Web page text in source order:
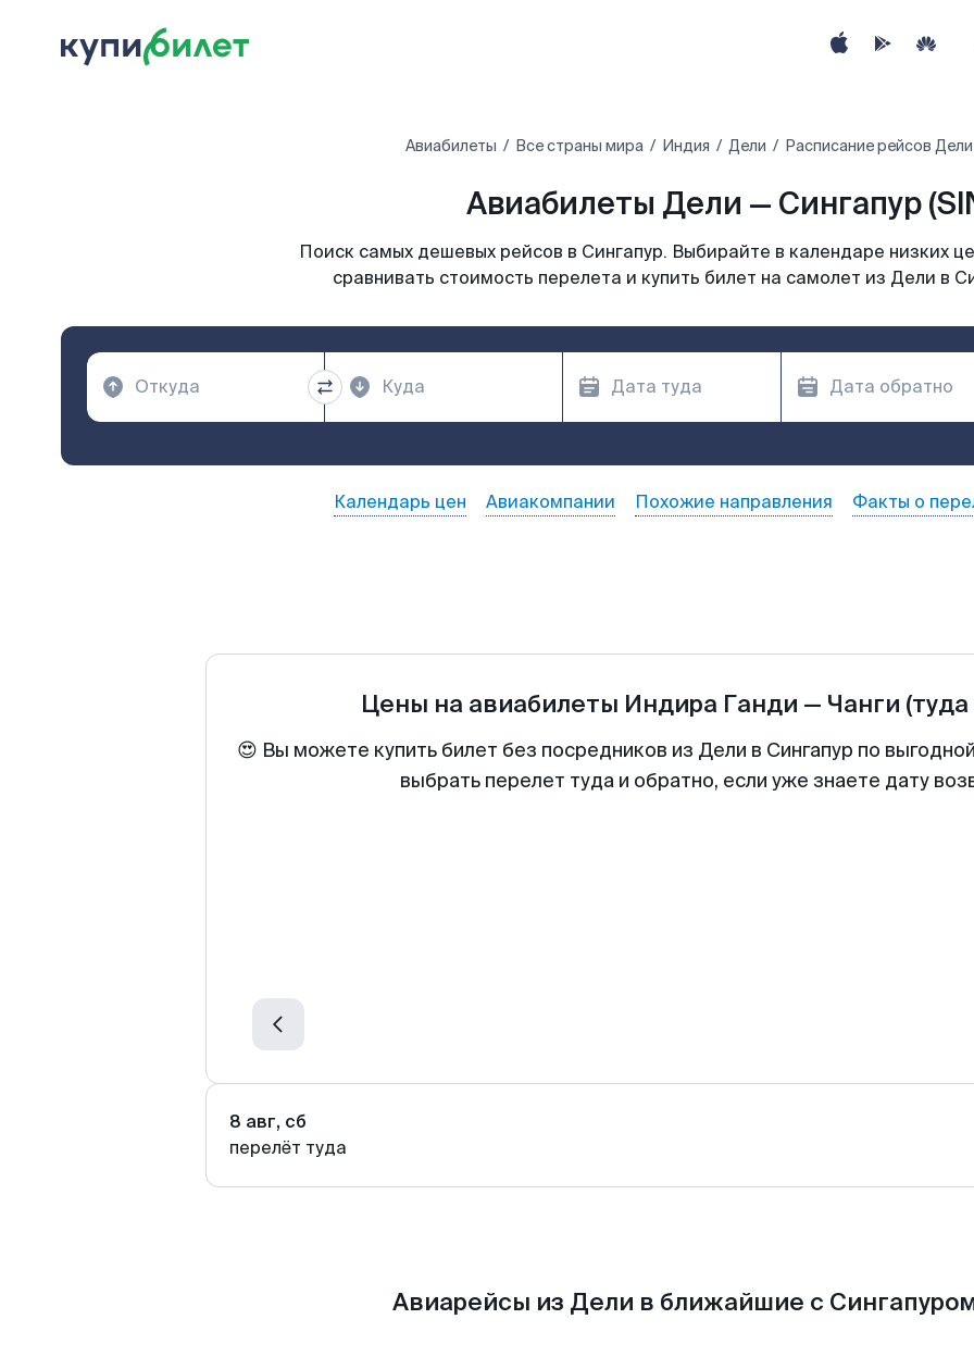
Авиабилеты Все страны мира Индия Дели Расписание рейсов
Авиабилеты Дели — Сингапур
Поиск самых дешевых рейсов в Сингапур. Выбирайте в календаре низких
сравнивать стоимость перелета и купить билет на самолет из Дели в
Календарь цен Авиакомпании Похожие направления Факты о
Цены на авиабилеты Индира Ганди — Чанги
😍 Вы можете купить билет без посредников из Дели в Сингапур по
выбрать перелет туда и обратно, если уже знаете дату
8 авг, сб
перелёт туда
Авиарейсы из Дели в ближайшие с